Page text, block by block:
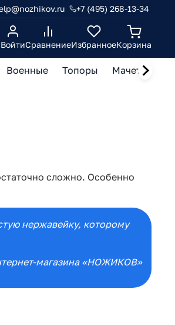
+7 (495) 268-13-34
ВойтиСравнениеИзбранноеКорзина
Военные Топоры Мачете,
сложно. Особенно
нержавейку, которому
магазина «НОЖИКОВ»